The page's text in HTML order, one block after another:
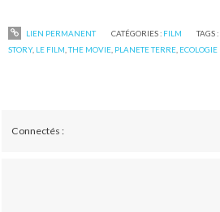
LIEN PERMANENT CATÉGORIES : FILM TAGS :
STORY, LE FILM ,THE MOVIE PLANETE TERRE ECOLOGIE
Connectés :